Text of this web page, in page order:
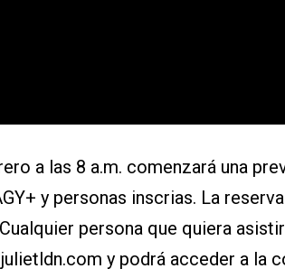
a las 8 a.m. comenzará una
y personas inscrias. La
persona que quiera
y podrá acceder a la